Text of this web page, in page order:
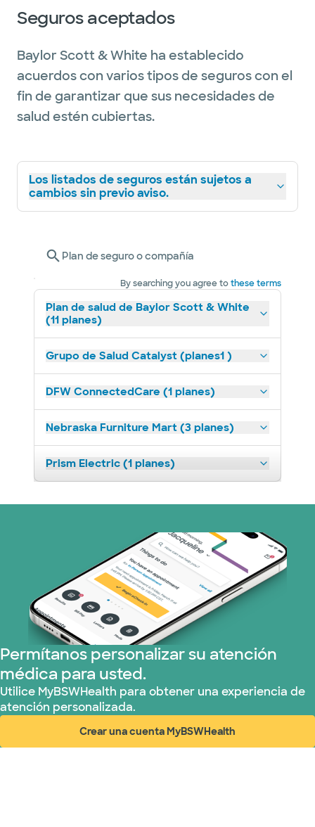
Seguros aceptados
Baylor Scott & White ha establecido
acuerdos con varios tipos de seguros con el
fin de garantizar que sus necesidades de
salud estén cubiertas.
Los listados de seguros están sujetos a
cambios sin previo aviso.
Plan de seguro o compañía
By searching you agree tothese terms
Plan de salud de Baylor Scott & White
(11 planes)
Grupo de Salud Catalyst (planes1 )
DFW ConnectedCare (1 planes)
Nebraska Furniture Mart (3 planes)
Prism Electric (1 planes)
Permítanos personalizar su atención
médica para usted.
Utilice MyBSWHealth para obtener una experiencia de
atención personalizada.
Crear una cuenta MyBSWHealth
(abre en ventana nueva)